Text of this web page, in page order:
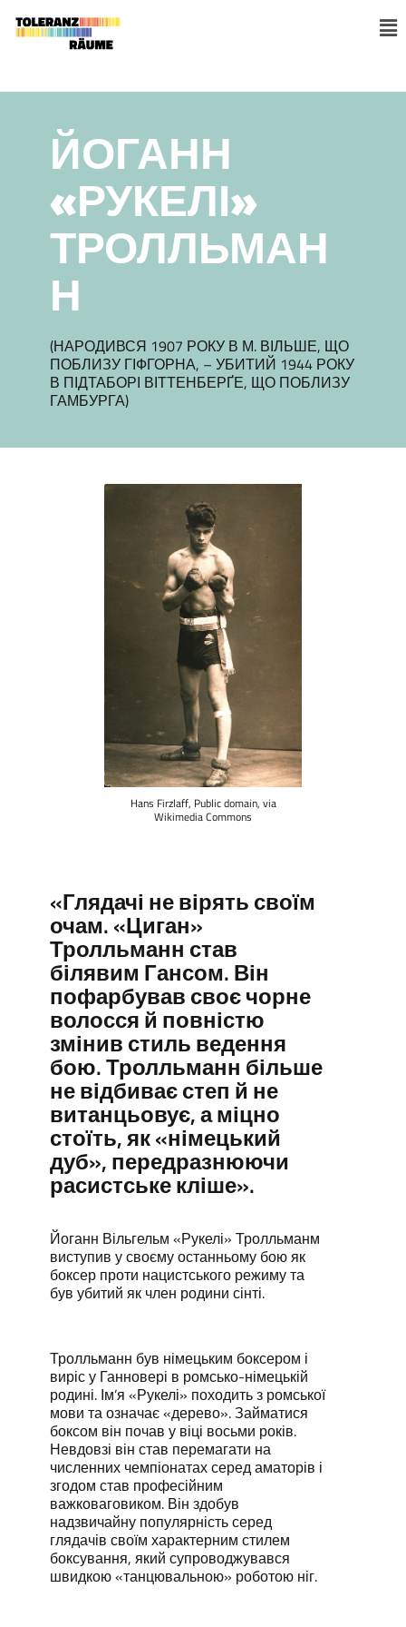
content
ЙОГАНН
«РУКЕЛІ»
ТРОЛЛЬМАН
Н
(НАРОДИВСЯ 1907 РОКУ В М. ВІЛЬШЕ, ЩО
ПОБЛИЗУ ГІФГОРНА, – УБИТИЙ 1944 РОКУ
В ПІДТАБОРІ ВІТТЕНБЕРҐЕ, ЩО ПОБЛИЗУ
ГАМБУРГА)
«Глядачі не вірять своїм
очам. «Циган»
Тролльманн став
білявим Гансом. Він
пофарбував своє чорне
волосся й повністю
змінив стиль ведення
бою. Тролльманн більше
не відбиває степ й не
витанцьовує, а міцно
стоїть, як «німецький
дуб», передразнюючи
расистське кліше».
Йоганн Вільгельм «Рукелі» Тролльманм
виступив у своєму останньому бою як
боксер проти нацистського режиму та
був убитий як член родини сінті.
Тролльманн був німецьким боксером і
виріс у Ганновері в ромсько-німецькій
родині. Ім’я «Рукелі» походить з ромської
мови та означає «дерево». Займатися
боксом він почав у віці восьми років.
Невдовзі він став перемагати на
численних чемпіонатах серед аматорів і
згодом став професійним
важковаговиком. Він здобув
надзвичайну популярність серед
глядачів своїм характерним стилем
боксування, який супроводжувався
швидкою «танцювальною» роботою ніг.
Hans Firzlaff, Public domain, via
Wikimedia Commons